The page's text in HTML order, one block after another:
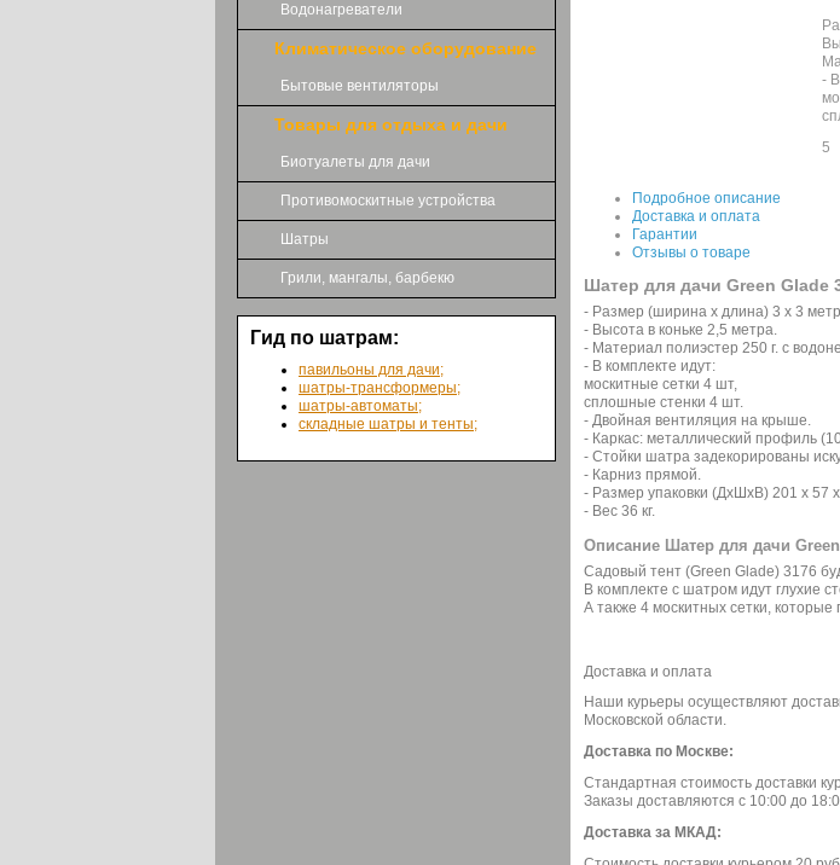
Водонагреватели
Климатическое оборудование
Бытовые вентиляторы
Товары для отдыха и дачи
Биотуалеты для дачи
Противомоскитные устройства
Шатры
Грили, мангалы, барбекю
Гид по шатрам:
павильоны для дачи;
шатры-трансформеры;
шатры-автоматы;
складные шатры и тенты;
-
5
Подробное описание
Доставка и оплата
Гарантии
Отзывы о товаре
Шатер для дачи Green Glade
- Размер (ширина х длина) 3 х 3
- Высота в коньке 2,5 метра.
- Материал полиэстер 250 г. с
- В комплекте идут:
москитные сетки 4 шт,
сплошные стенки 4 шт.
- Двойная вентиляция на крыше.
- Каркас: металлический профиль
- Стойки шатра задекорированы
- Карниз прямой.
- Размер упаковки (ДхШхВ) 201 х 57
- Вес 36 кг.
Описание Шатер для дачи
Садовый тент (Green Glade) 3176
В комплекте с шатром идут глухие
А также 4 москитных сетки, которые
Доставка и оплата
Наши курьеры осуществляют
Московской области.
Доставка по Москве:
Стандартная стоимость доставки
Заказы доставляются с 10:00 до
Доставка за МКАД: